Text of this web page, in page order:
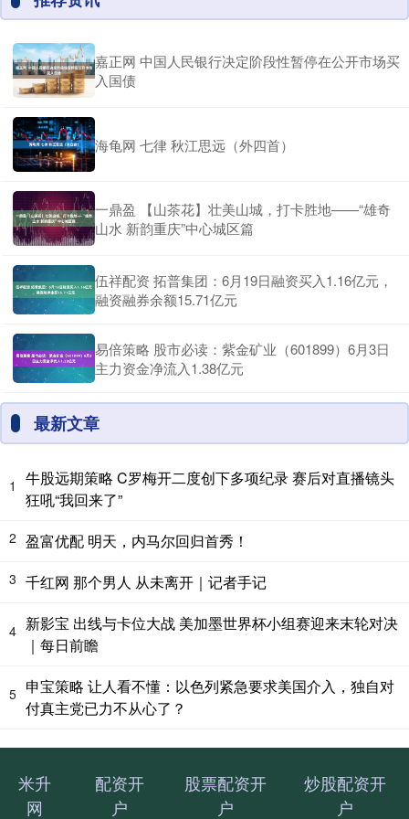
嘉正网 中国人民银行决定阶段性暂停在公开市场买
入国债
海龟网 七律 秋江思远（外四首）
一鼎盈 【山茶花】壮美山城，打卡胜地——“雄奇
山水 新韵重庆”中心城区篇
伍祥配资 拓普集团：6月19日融资买入1.16亿元，
融资融券余额15.71亿元
易倍策略 股市必读：紫金矿业（601899）6月3日
主力资金净流入1.38亿元
最新文章
1
牛股远期策略 C罗梅开二度创下多项纪录 赛后对直播镜头
狂吼“我回来了”
2 盈富优配 明天，内马尔回归首秀！
3 千红网 那个男人 从未离开｜记者手记
4 新影宝 出线与卡位大战 美加墨世界杯小组赛迎来末轮对决
｜每日前瞻
5 申宝策略 让人看不懂：以色列紧急要求美国介入，独自对
付真主党已力不从心了？
米升
网
配资开
户
股票配资开
户
炒股配资开
户